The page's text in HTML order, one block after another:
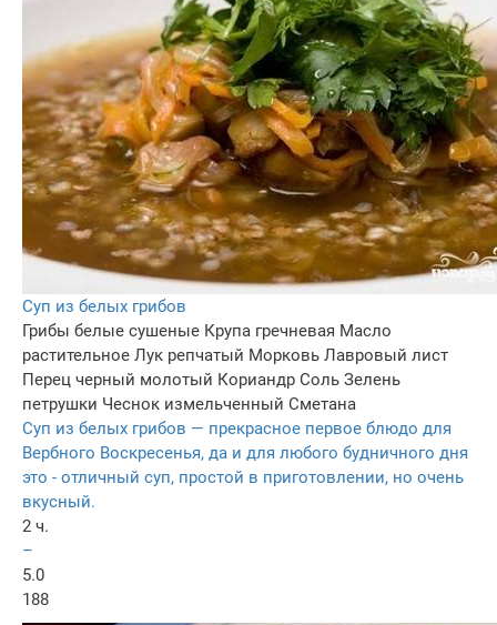
Суп из белых грибов
Грибы белые сушеные Крупа гречневая Масло
растительное Лук репчатый Морковь Лавровый лист
Перец черный молотый Кориандр Соль Зелень
петрушки Чеснок измельченный Сметана
Суп из белых грибов — прекрасное первое блюдо для
Вербного Воскресенья, да и для любого будничного дня
это - отличный суп, простой в приготовлении, но очень
вкусный.
2 ч.
–
5.0
188